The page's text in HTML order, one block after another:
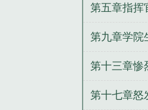
七舰队司令
司令什么级
合舰队司令
司令员
中
宝箱
现任
第五章指挥
第九章学院
第十三章惨
第十七章怒